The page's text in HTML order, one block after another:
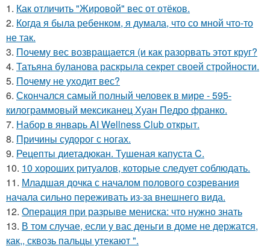
1. Как отличить "Жировой" вес от отёков.
2. Когда я была ребенком, я думала, что со мной что-то
не так.
3. Почему вес возвращается (и как разорвать этот круг?
4. Татьяна буланова раскрыла секрет своей стройности.
5. Почему не уходит вес?
6. Скончался самый полный человек в мире - 595-
килограммовый мексиканец Хуан Педро франко.
7. Набор в январь AI Wellness Club открыт.
8. Причины судорог с ногах.
9. Рецепты диетадюкан. Тушеная капуста C.
10. 10 хороших ритуалов, которые следует соблюдать.
11. Младшая дочка с началом полового созревания
начала сильно переживать из-за внешнего вида.
12. Операция при разрыве мениска: что нужно знать
13. В том случае, если у вас деньги в доме не держатся,
как,, сквозь пальцы утекают ".